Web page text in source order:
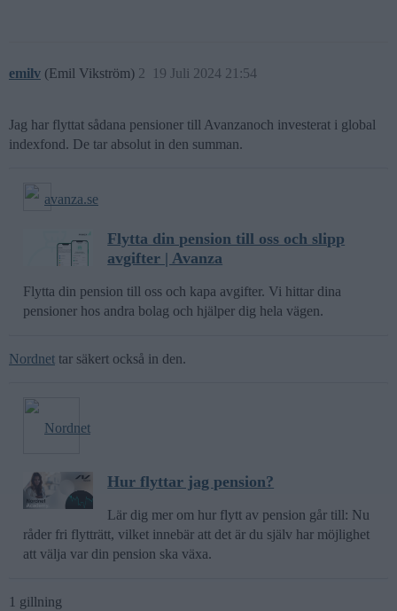
emilv (Emil Vikström) 19 Juli 2024 21:54
2
Jag har flyttat sådana pensioner till Avanzanoch investerat i global
indexfond. De tar absolut in den summan.
avanza.se
Flytta din pension till oss och slipp
avgifter | Avanza
Flytta din pension till oss och kapa avgifter. Vi hittar dina
pensioner hos andra bolag och hjälper dig hela vägen.
Nordnet tar säkert också in den.
Nordnet
Hur flyttar jag pension?
Lär dig mer om hur flytt av pension går till: Nu
råder fri flytträtt, vilket innebär att det är du själv har möjlighet
att välja var din pension ska växa.
1 gillning